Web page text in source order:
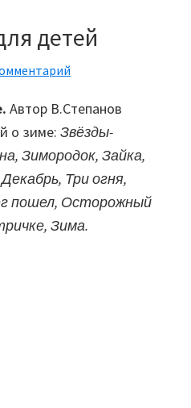
детей
Автор В.Степанов
о зиме: Звёзды-
Зимородок, Зайка,
Три огня,
пошел, Осторожный
Зима.